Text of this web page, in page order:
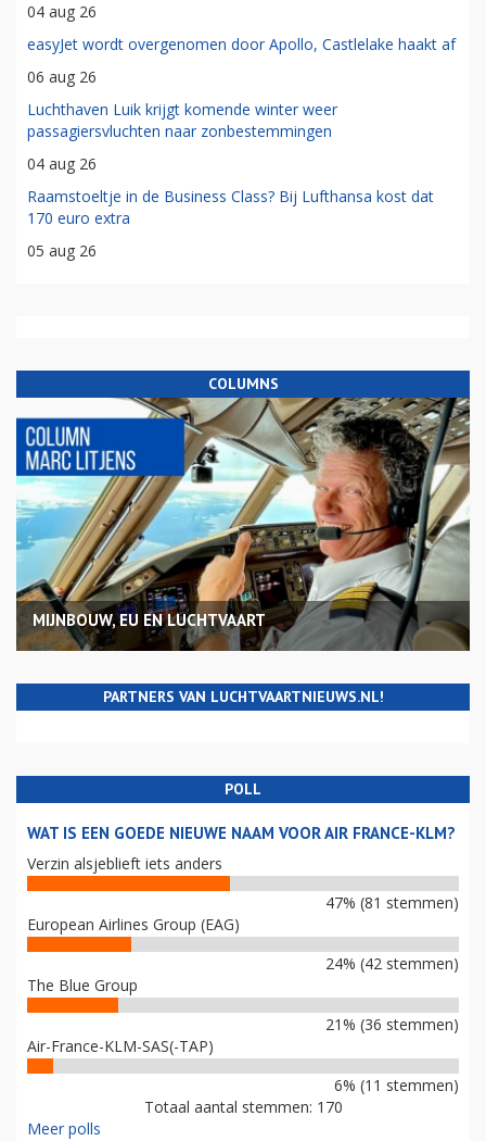
04 aug 26
easyJet wordt overgenomen door Apollo, Castlelake haakt af
06 aug 26
Luchthaven Luik krijgt komende winter weer
passagiersvluchten naar zonbestemmingen
04 aug 26
Raamstoeltje in de Business Class? Bij Lufthansa kost dat
170 euro extra
05 aug 26
COLUMNS
MIJNBOUW, EU EN LUCHTVAART
PARTNERS VAN LUCHTVAARTNIEUWS.NL!
POLL
WAT IS EEN GOEDE NIEUWE NAAM VOOR AIR FRANCE-KLM?
Verzin alsjeblieft iets anders
47% (81 stemmen)
European Airlines Group (EAG)
24% (42 stemmen)
The Blue Group
21% (36 stemmen)
Air-France-KLM-SAS(-TAP)
6% (11 stemmen)
Totaal aantal stemmen: 170
Meer polls